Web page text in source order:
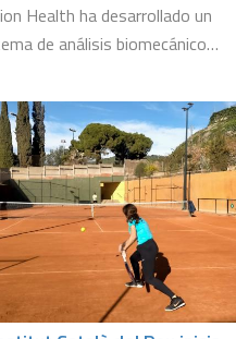
Health ha desarrollado un
de análisis biomecánico…